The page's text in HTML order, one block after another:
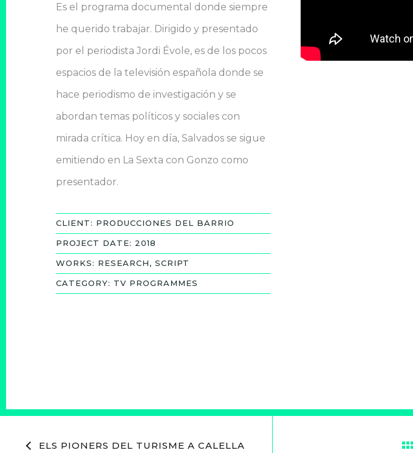
Es el programa documental donde siempre
he querido trabajar. Dirigido y presentado
por el periodista Jordi Évole, es de los pocos
espacios de la televisión española donde se
hace periodismo de investigación y se
abordan temas políticos y sociales con
mirada crítica. Hoy en día, Salvados se sigue
emitiendo en La Sexta con Gonzo como
presentador.
CLIENT: PRODUCCIONES DEL BARRIO
PROJECT DATE: 2018
WORKS: RESEARCH, SCRIPT
CATEGORY: TV PROGRAMMES
ELS PIONERS DEL TURISME A CALELLA